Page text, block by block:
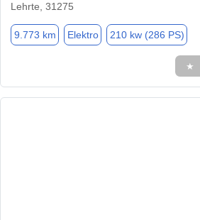
Lehrte, 31275
9.773 km Elektro 210 kw (286 PS)
★